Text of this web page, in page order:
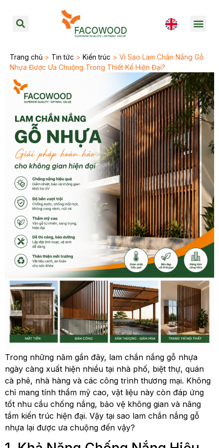
Trang chủ > Tin tức > Kiến trúc > Vì Sao Lam Chắn Nắng Gỗ
Nhựa Được Ưa Chuộng Trong Thiết Kế Hiện Đại?
Trong những năm gần đây, lam chắn nắng gỗ nhựa
ngày càng xuất hiện nhiều tại nhà phố, biệt thự, quán
cà phê, nhà hàng và các công trình thương mại. Không
chỉ mang tính thẩm mỹ cao, vật liệu này còn đáp ứng
tốt nhu cầu chống nắng, bảo vệ không gian và nâng
tầm kiến trúc hiện đại. Vậy tại sao lam chắn nắng gỗ
nhựa lại được ưa chuộng đến vậy?